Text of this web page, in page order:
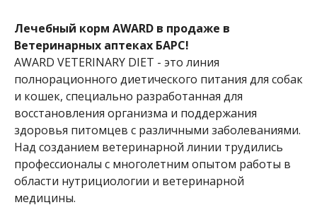
Лечебный корм AWARD в продаже в
Ветеринарных аптеках БАРС!
AWARD VETERINARY DIET - это линия
полнорационного диетического питания для собак
и кошек, специально разработанная для
восстановления организма и поддержания
здоровья питомцев с различными заболеваниями.
Над созданием ветеринарной линии трудились
профессионалы с многолетним опытом работы в
области нутрициологии и ветеринарной
медицины.